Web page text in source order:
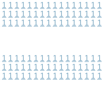
1 1 1 1 1 1 1 1 1 1 1 1 1 1 1 1
1 1 1 1 1 1 1 1 1 1 1 1 1 1 1 1
1 1 1 1 1 1 1 1 1 1 1 1 1 1 1 1
1 1 1 1 1 1 1 1 1 1 1 1 1 1 1 1
1 1 1 1 1 1 1 1 1 1 1 1 1 1 1 1
1 1 1 1 1 1 1 1 1 1 1 1 1 1 1 1